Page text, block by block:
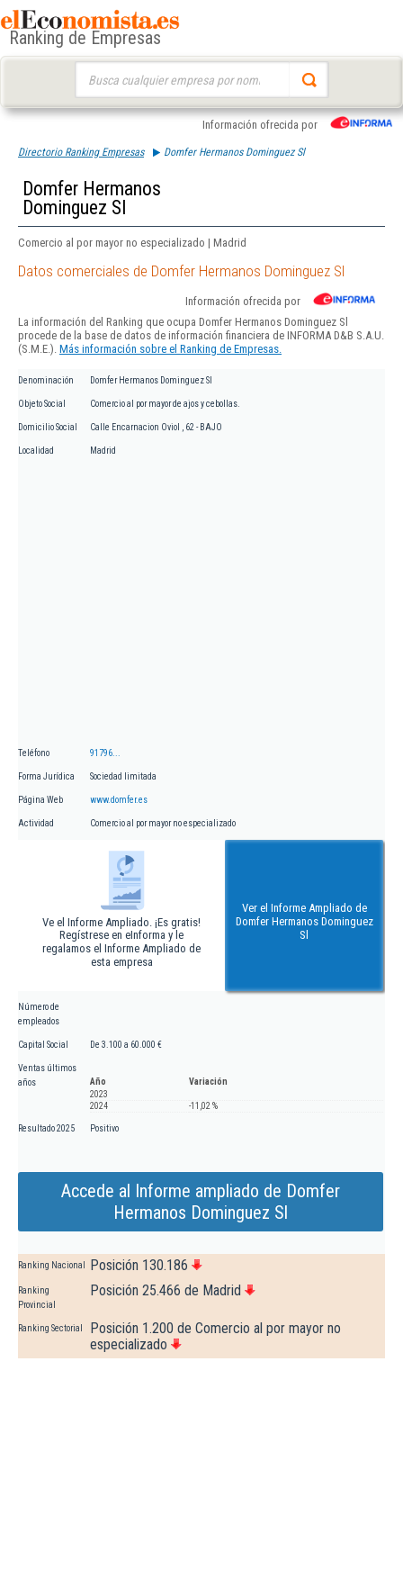
Ranking de Empresas
Información ofrecida por
Directorio Ranking Empresas Domfer Hermanos Dominguez Sl
Domfer Hermanos
Dominguez Sl
Comercio al por mayor no especializado | Madrid
Datos comerciales de Domfer Hermanos Dominguez Sl
Información ofrecida por
La información del Ranking que ocupa Domfer Hermanos Dominguez Sl
procede de la base de datos de información financiera de INFORMA D&B S.A.U.
(S.M.E.). Más información sobre el Ranking de Empresas.
Denominación Domfer Hermanos Dominguez Sl
Objeto Social Comercio al por mayor de ajos y cebollas.
Domicilio Social Calle Encarnacion Oviol , 62 - BAJO
Localidad Madrid
Teléfono 91796...
Forma Jurídica Sociedad limitada
Página Web www.domfer.es
Actividad Comercio al por mayor no especializado
Ve el Informe Ampliado. ¡Es gratis!
Regístrese en eInforma y le
regalamos el Informe Ampliado de
esta empresa
Ver el Informe Ampliado de
Domfer Hermanos Dominguez
Sl
Número de
empleados
Capital Social De 3.100 a 60.000 €
Ventas últimos
años
Año
Variación
2023
2024
-11,02 %
Resultado 2025 Positivo
Accede al Informe ampliado de Domfer
Hermanos Dominguez Sl
Ranking Nacional Posición 130.186
Ranking
Provincial
Posición 25.466 de Madrid
Ranking Sectorial
Posición 1.200 de Comercio al por mayor no
especializado